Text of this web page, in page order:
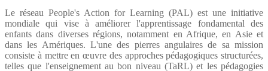
Le réseau People's Action for Learning (PAL) est une initiative
mondiale qui vise à améliorer l'apprentissage fondamental des
enfants dans diverses régions, notamment en Afrique, en Asie et
dans les Amériques. L'une des pierres angulaires de sa mission
consiste à mettre en œuvre des approches pédagogiques structurées,
telles que l'enseignement au bon niveau (TaRL) et les pédagogies